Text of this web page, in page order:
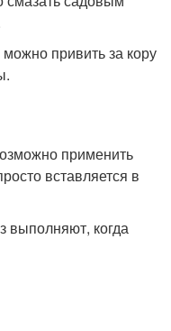
привить за кору
применить
вставляется в
выполняют, когда